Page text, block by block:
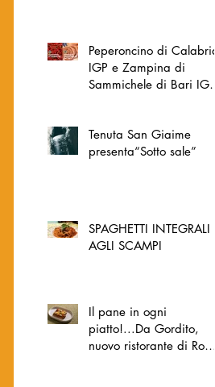
Peperoncino di Calabria
IGP e Zampina di
Sammichele di Bari IGP
Tenuta San Giaime
presenta“Sotto sale”
SPAGHETTI INTEGRALI
AGLI SCAMPI
Il pane in ogni
piatto!...Da Gordito,
nuovo ristorante di Roma